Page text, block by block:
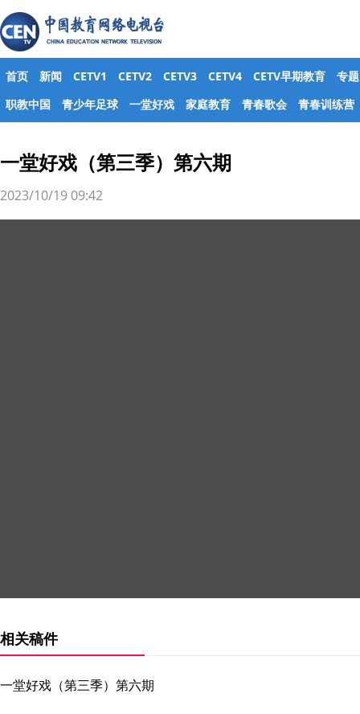
首页 新闻 CETV1 CETV2 CETV3 CETV4 CETV早期教育
专题
职教中国
青少年足球 一堂好戏 家庭教育 青春歌会 青春训练营
一堂好戏（第三季）第六期
2023/10/19 09:42
相关稿件
一堂好戏（第三季）第六期